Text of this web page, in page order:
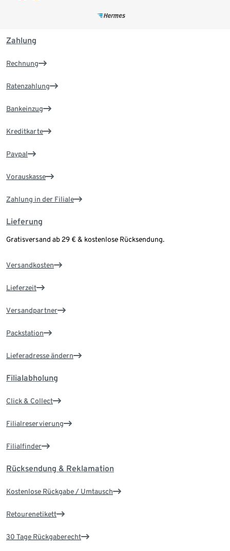
Zahlung
Rechnung
Ratenzahlung
Bankeinzug
Kreditkarte
Paypal
Vorauskasse
Zahlung in der Filiale
Lieferung
Gratisversand ab 29 € & kostenlose Rücksendung.
Versandkosten
Lieferzeit
Versandpartner
Packstation
Lieferadresse ändern
Filialabholung
Click & Collect
Filialreservierung
Filialfinder
Rücksendung & Reklamation
Kostenlose Rückgabe / Umtausch
Retourenetikett
30 Tage Rückgaberecht